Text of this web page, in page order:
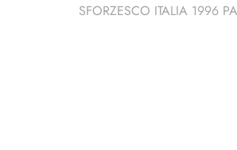
SFORZESCO ITALIA 1996